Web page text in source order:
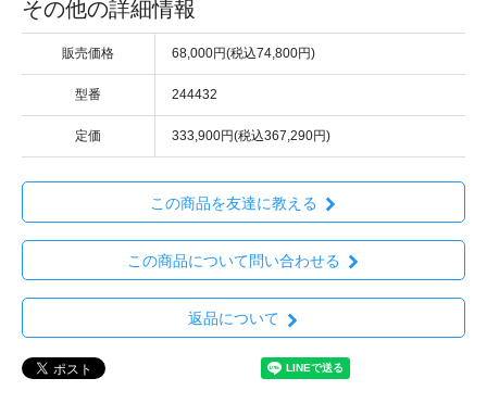
その他の詳細情報
販売価格 68,000円(税込74,800円)
型番 244432
定価 333,900円(税込367,290円)
この商品を友達に教える
この商品について問い合わせる
返品について